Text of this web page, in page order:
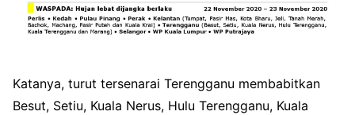
Katanya, turut tersenarai Terengganu membabitkan
Besut, Setiu, Kuala Nerus, Hulu Terengganu, Kuala